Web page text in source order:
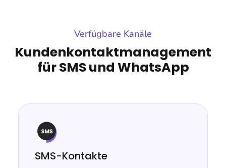
Verfügbare Kanäle
Kundenkontaktmanagement
für SMS und WhatsApp
SMS-Kontakte